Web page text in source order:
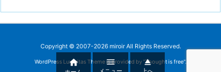
Copyright © 2007-2026 miroirAll Rights Reserved.
WordPress Luxeritas Theme is provided by "Thought is free".
 
メニュー

上へ